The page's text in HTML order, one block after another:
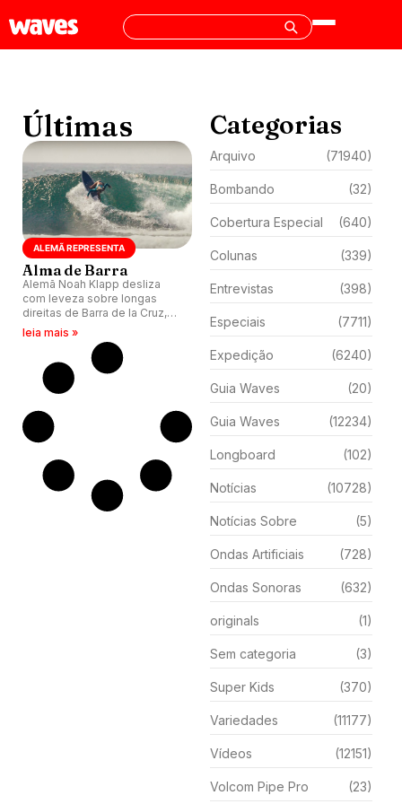
Últimas
ALEMÃ REPRESENTA
Alma de Barra
Alemã Noah Klapp desliza
com leveza sobre longas
direitas de Barra de la Cruz,
México, e apresenta estilo
encaixado na onda.
leia mais »
Categorias
Arquivo (71940)
Bombando (32)
Cobertura Especial (640)
Colunas (339)
Entrevistas (398)
Especiais (7711)
Expedição (6240)
Guia Waves (20)
Guia Waves (12234)
Longboard (102)
Notícias (10728)
Notícias Sobre (5)
Ondas Artificiais (728)
Ondas Sonoras (632)
originals (1)
Sem categoria (3)
Super Kids (370)
Variedades (11177)
Vídeos (12151)
Volcom Pipe Pro (23)